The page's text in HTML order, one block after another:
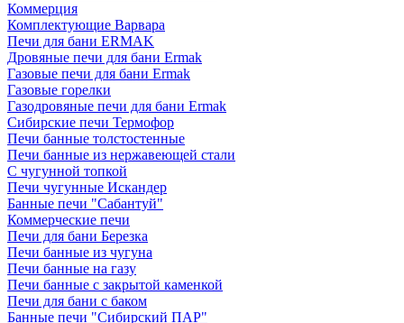
Коммерция
Комплектующие Варвара
Печи для бани ERMAK
Дровяные печи для бани Ermak
Газовые печи для бани Ermak
Газовые горелки
Газодровяные печи для бани Ermak
Сибирские печи Термофор
Печи банные толстостенные
Печи банные из нержавеющей стали
С чугунной топкой
Печи чугунные Искандер
Банные печи "Сабантуй"
Коммерческие печи
Печи для бани Березка
Печи банные из чугуна
Печи банные на газу
Печи банные с закрытой каменкой
Печи для бани с баком
Банные печи "Сибирский ПАР"